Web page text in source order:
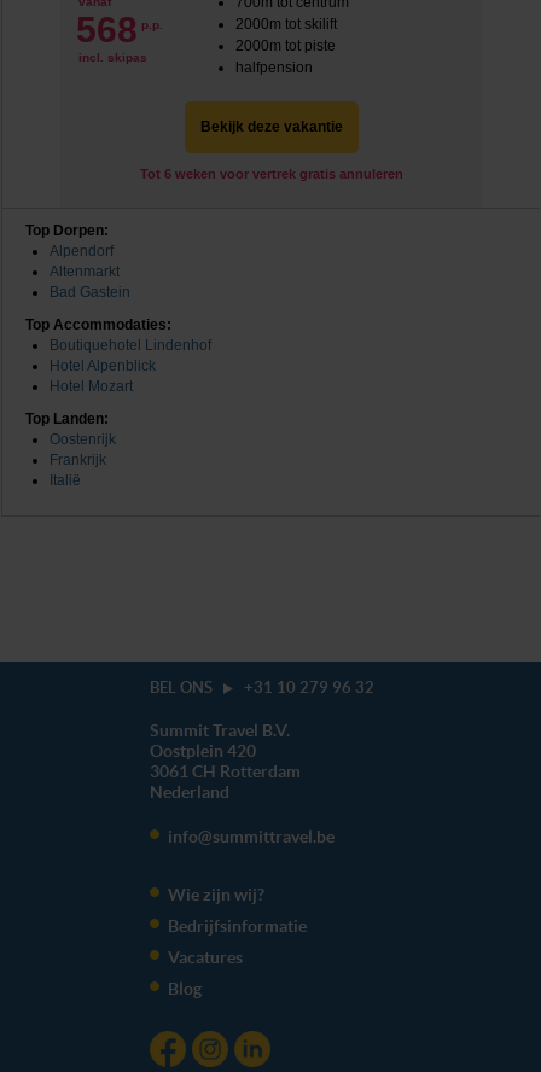
568 p.p.
incl. skipas
2000m tot skilift
2000m tot piste
halfpension
Bekijk deze vakantie
Tot 6 weken voor vertrek gratis annuleren
Top Dorpen:
Alpendorf
Altenmarkt
Bad Gastein
Top Accommodaties:
Boutiquehotel Lindenhof
Hotel Alpenblick
Hotel Mozart
Top Landen:
Oostenrijk
Frankrijk
Italië
BEL ONS +31 10 279 96 32
Summit Travel B.V.
Oostplein 420
3061 CH Rotterdam
Nederland
info@summittravel.be
Wie zijn wij?
Bedrijfsinformatie
Vacatures
Blog